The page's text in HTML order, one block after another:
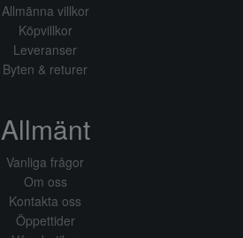
Allmänna villkor
Köpvillkor
Leveranser
Byten & returer
Allmänt
Vanliga frågor
Om oss
Kontakta oss
Öppettider